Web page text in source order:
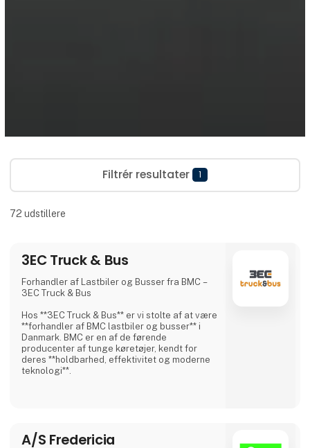
Filtrér resultater 1
72 udstillere
3EC Truck & Bus
Forhandler af Lastbiler og Busser fra BMC –
3EC Truck & Bus
Hos **3EC Truck & Bus** er vi stolte af at være
**forhandler af BMC lastbiler og busser** i
Danmark. BMC er en af de førende
producenter af tunge køretøjer, kendt for
deres **holdbarhed, effektivitet og moderne
teknologi**.
✅ **Anlægslastbiler** – Robuste og
A/S Fredericia